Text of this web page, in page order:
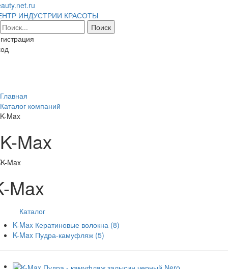
ИНДУСТРИИ КРАСОТЫ
Главная
Каталог компаний
K-Max
K-Max
Max
Каталог
K-Max Кератиновые волокна (8)
K-Max Пудра-камуфляж (5)